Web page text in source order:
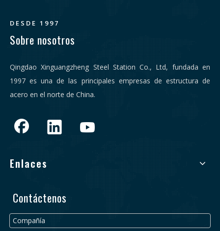
DESDE 1997
Sobre nosotros
Qingdao Xinguangzheng Steel Station Co., Ltd, fundada en
1997 es una de las principales empresas de estructura de
acero en el norte de China.
Enlaces
Contáctenos